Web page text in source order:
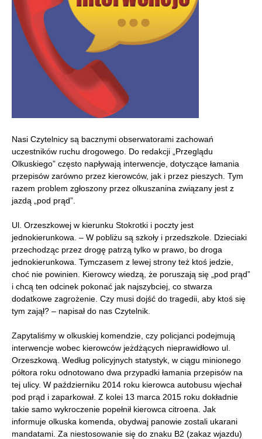
Nasi Czytelnicy są bacznymi obserwatorami zachowań
uczestników ruchu drogowego. Do redakcji „Przeglądu
Olkuskiego” często napływają interwencje, dotyczące łamania
przepisów zarówno przez kierowców, jak i przez pieszych. Tym
razem problem zgłoszony przez olkuszanina związany jest z
jazdą „pod prąd”.
Ul. Orzeszkowej w kierunku Stokrotki i poczty jest
jednokierunkowa. – W pobliżu są szkoły i przedszkole. Dzieciaki
przechodząc przez drogę patrzą tylko w prawo, bo droga
jednokierunkowa. Tymczasem z lewej strony też ktoś jedzie,
choć nie powinien. Kierowcy wiedzą, że poruszają się „pod prąd”
i chcą ten odcinek pokonać jak najszybciej, co stwarza
dodatkowe zagrożenie. Czy musi dojść do tragedii, aby ktoś się
tym zajął? – napisał do nas Czytelnik.
Zapytaliśmy w olkuskiej komendzie, czy policjanci podejmują
interwencje wobec kierowców jeżdżących nieprawidłowo ul.
Orzeszkową. Według policyjnych statystyk, w ciągu minionego
półtora roku odnotowano dwa przypadki łamania przepisów na
tej ulicy. W październiku 2014 roku kierowca autobusu wjechał
pod prąd i zaparkował. Z kolei 13 marca 2015 roku dokładnie
takie samo wykroczenie popełnił kierowca citroena. Jak
informuje olkuska komenda, obydwaj panowie zostali ukarani
mandatami. Za niestosowanie się do znaku B2 (zakaz wjazdu)